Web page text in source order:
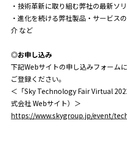
・技術革新に取り組む弊社の最新ソ
・進化を続ける弊社製品・サービス
介 など
◎お申し込み
下記Webサイトの申し込みフォーム
ご登録ください。
＜「Sky Technology Fair Virtual
式会社 Webサイト）＞
https://www.skygroup.jp/event/